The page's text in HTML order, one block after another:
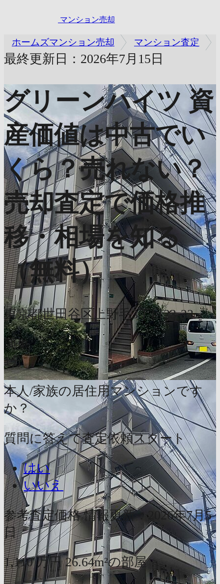
マンション売却
ホームズマンション売却 マンション査定
最終更新日：2026年7月15日
グリーンハイツ 資
産価値は中古でい
くら？売れない？
売却査定で価格推
移・相場を知る
（無料）
東京都世田谷区上野毛3丁目23-23
簡単
1分
本人/家族の居住用マンションです
か？
質問に答えて査定依頼スタート
はい
いいえ
参考査定価格 情報更新：2026年7月5
日
1,110 万円 26.64m²の部屋